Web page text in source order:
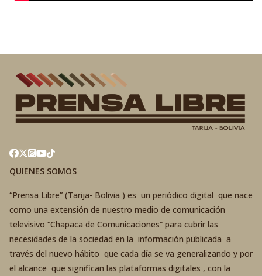
QUIENES SOMOS
“Prensa Libre” (Tarija- Bolivia ) es un periódico digital que nace
como una extensión de nuestro medio de comunicación
televisivo “Chapaca de Comunicaciones” para cubrir las
necesidades de la sociedad en la información publicada a
través del nuevo hábito que cada día se va generalizando y por
el alcance que significan las plataformas digitales , con la